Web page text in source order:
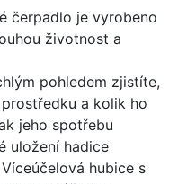
čerpadlo je vyrobeno
životnost a
pohledem zjistíte,
a kolik ho
jeho spotřebu
uložení hadice
Víceúčelová hubice s